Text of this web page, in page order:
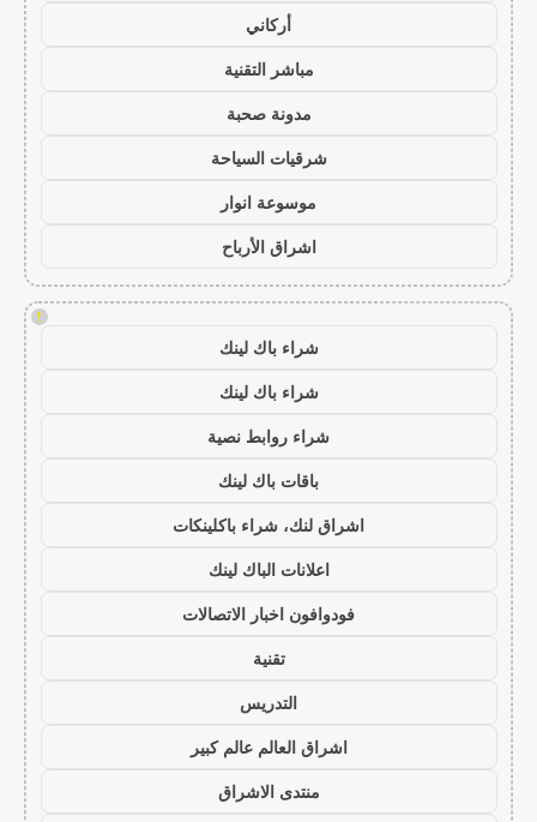
أركاني
مباشر التقنية
مدونة صحبة
شرقيات السياحة
موسوعة انوار
اشراق الأرباح
!
شراء باك لينك
شراء باك لينك
شراء روابط نصية
باقات باك لينك
اشراق لنك، شراء باكلينكات
اعلانات الباك لينك
فودوافون اخبار الاتصالات
تقنية
التدريس
اشراق العالم عالم كبير
منتدى الاشراق